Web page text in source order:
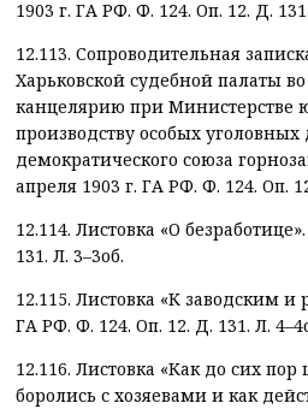
1903 г. ГА РФ. Ф. 124. Оп. 12. Д.
12.113. Сопроводительная
Харьковской судебной палаты
канцелярию при Министерстве
производству особых
демократического союза
апреля 1903 г. ГА РФ. Ф. 124. Оп.
12.114. Листовка «О
131. Л. 3–3об.
12.115. Листовка «К заводским
ГА РФ. Ф. 124. Оп. 12. Д. 131. Л.
12.116. Листовка «Как до сих
боролись с хозяевами и как